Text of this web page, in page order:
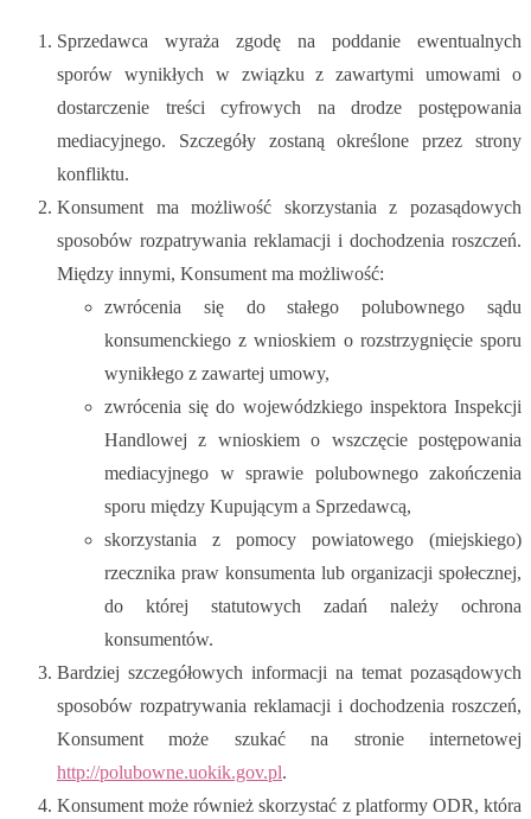
Sprzedawca wyraża zgodę na poddanie ewentualnych
sporów wynikłych w związku z zawartymi umowami o
dostarczenie treści cyfrowych na drodze postępowania
mediacyjnego. Szczegóły zostaną określone przez strony
konfliktu.
Konsument ma możliwość skorzystania z pozasądowych
sposobów rozpatrywania reklamacji i dochodzenia roszczeń.
Między innymi, Konsument ma możliwość:
zwrócenia się do stałego polubownego sądu
konsumenckiego z wnioskiem o rozstrzygnięcie sporu
wynikłego z zawartej umowy,
zwrócenia się do wojewódzkiego inspektora Inspekcji
Handlowej z wnioskiem o wszczęcie postępowania
mediacyjnego w sprawie polubownego zakończenia
sporu między Kupującym a Sprzedawcą,
skorzystania z pomocy powiatowego (miejskiego)
rzecznika praw konsumenta lub organizacji społecznej,
do której statutowych zadań należy ochrona
konsumentów.
Bardziej szczegółowych informacji na temat pozasądowych
sposobów rozpatrywania reklamacji i dochodzenia roszczeń,
Konsument może szukać na stronie internetowej
http://polubowne.uokik.gov.pl.
Konsument może również skorzystać z platformy ODR, która